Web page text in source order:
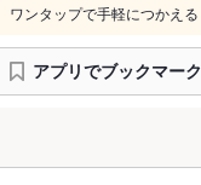
ワンタップで手軽につかえる
アプリでブックマーク